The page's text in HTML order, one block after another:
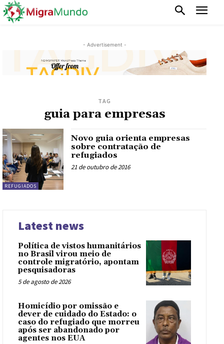
- Advertisement -
TAG
guia para empresas
REFUGIADOS
Novo guia orienta empresas
sobre contratação de
refugiados
21 de outubro de 2016
Latest news
Política de vistos humanitários
no Brasil virou meio de
controle migratório, apontam
pesquisadoras
5 de agosto de 2026
Homicídio por omissão e
dever de cuidado do Estado: o
caso do refugiado que morreu
após ser abandonado por
agentes nos EUA